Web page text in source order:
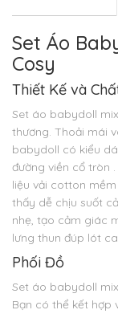
Set Áo
Cosy
Thiết Kế và
Set áo babydoll
thương. Thoải mái
babydoll có kiểu
đường viền cổ tròn
liệu vải cotton
thấy dễ chịu suốt
nhẹ, tạo cảm giác
lưng thun đúp lót
Phối Đồ
Set áo babydoll
Bạn có thể kết hợp